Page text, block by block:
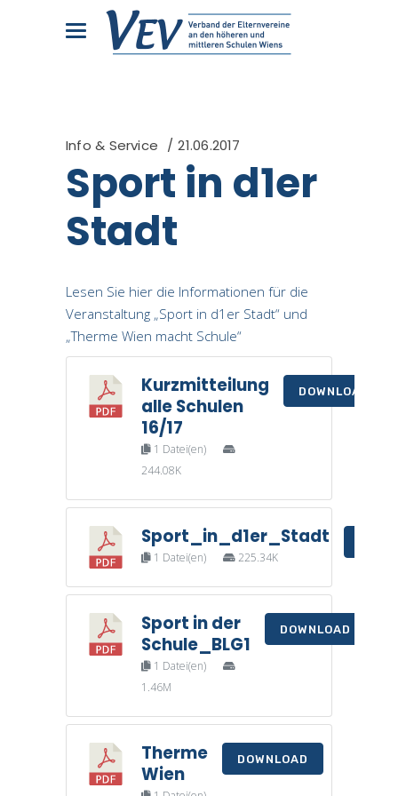
Info & Service 21.06.2017
Sport in d1er
Stadt
Lesen Sie hier die Informationen für die
Veranstaltung „Sport in d1er Stadt“ und
„Therme Wien macht Schule“
Kurzmitteilung
alle Schulen
16/17
1 Datei(en)
244.08K
DOWNLOAD
Sport_in_d1er_Stadt
1 Datei(en) 225.34K
Sport in der
Schule_BLG1
1 Datei(en)
1.46M
DOWNLOAD
Therme
Wien
DOWNLOAD